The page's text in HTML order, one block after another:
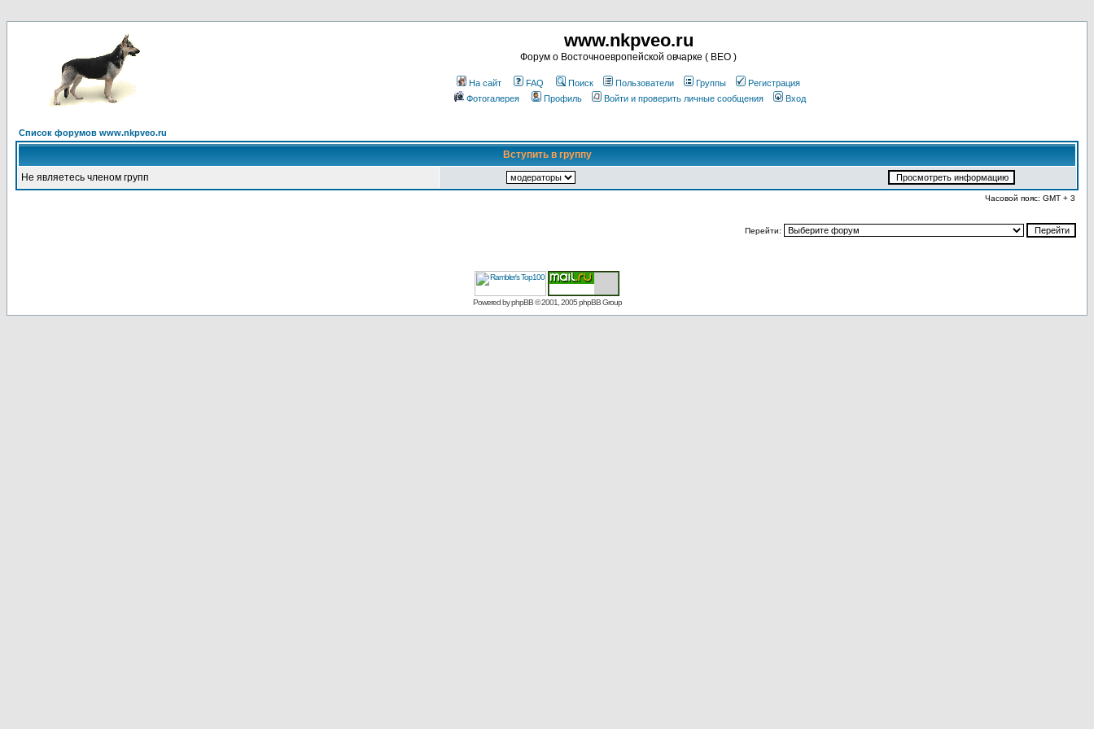
www.nkpveo.ru
Форум о Восточноевропейской овчарке ( ВЕО )
На сайт FAQ Поиск Пользователи Группы
Регистрация
Фотогалерея
Профиль Войти и проверить личные сообщения Вход
Список форумов www.nkpveo.ru
Вступить в группу
Не являетесь членом групп
Часовой пояс: GMT + 3
Перейти:
Powered byphpBB© 2001, 2005 phpBB Group